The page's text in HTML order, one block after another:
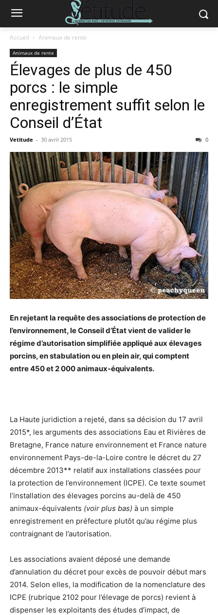
Accueil Animaux de rente
Animaux de rente
Élevages de plus de 450
porcs : le simple
enregistrement suffit selon le
Conseil d’État
Vetitude - 30 avril 2015 0
En rejetant la requête des associations de protection de
l’environnement, le Conseil d’État vient de valider le
régime d’autorisation simplifiée appliqué aux élevages
porcins, en stabulation ou en plein air, qui comptent
entre 450 et 2 000 animaux-équivalents.
La Haute juridiction a rejeté, dans sa décision du 17 avril
2015*, les arguments des associations Eau et Rivières de
Bretagne, France nature environnement et France nature
environnement Pays-de-la-Loire contre le décret du 27
décembre 2013** relatif aux installations classées pour
la protection de l’environnement (ICPE). Ce texte soumet
l’installation des élevages porcins au-delà de 450
animaux-équivalents (voir plus bas) à un simple
enregistrement en préfecture plutôt qu’au régime plus
contraignant de l’autorisation.
Les associations avaient déposé une demande
d’annulation du décret pour excès de pouvoir début mars
2014. Selon elles, la modification de la nomenclature des
ICPE (rubrique 2102 pour l’élevage de porcs) revient à
dispenser les exploitants des études d’impact, de